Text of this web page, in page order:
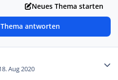
Neues Thema starten
antworten
Aug 2020